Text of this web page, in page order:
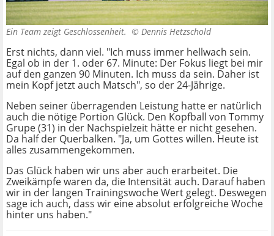
Ein Team zeigt Geschlossenheit. © Dennis Hetzschold
Erst nichts, dann viel. "Ich muss immer hellwach sein.
Egal ob in der 1. oder 67. Minute: Der Fokus liegt bei mir
auf den ganzen 90 Minuten. Ich muss da sein. Daher ist
mein Kopf jetzt auch Matsch", so der 24-Jährige.
Neben seiner überragenden Leistung hatte er natürlich
auch die nötige Portion Glück. Den Kopfball von Tommy
Grupe (31) in der Nachspielzeit hätte er nicht gesehen.
Da half der Querbalken. "Ja, um Gottes willen. Heute ist
alles zusammengekommen.
Das Glück haben wir uns aber auch erarbeitet. Die
Zweikämpfe waren da, die Intensität auch. Darauf haben
wir in der langen Trainingswoche Wert gelegt. Deswegen
sage ich auch, dass wir eine absolut erfolgreiche Woche
hinter uns haben."